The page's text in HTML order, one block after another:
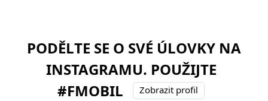
PODĚLTE SE O SVÉ ÚLOVKY NA
INSTAGRAMU. POUŽIJTE
#FMOBIL
Zobrazit profil